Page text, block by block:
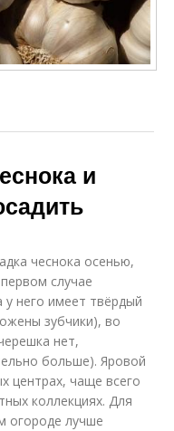
и
чеснока осенью,
случае
него имеет твёрдый
зубчики), во
нет,
больше). Яровой
центрах, чаще всего
коллекциях. Для
огороде лучше